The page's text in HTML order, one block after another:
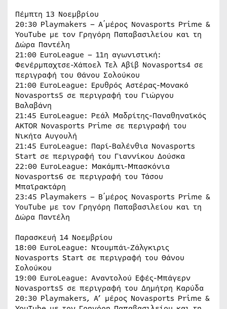
Πέμπτη 13 Νοεμβρίου
20:30 Playmakers – Α΄μέρος Novasports Prime &
YouTube με τον Γρηγόρη Παπαβασιλείου και τη
Δώρα Παντέλη
21:00 EuroLeague – 11η αγωνιστική:
Φενέρμπαχτσε-Χάποελ Τελ Αβίβ Novasports4 σε
περιγραφή του Θάνου Σολούκου
21:00 EuroLeague: Ερυθρός Αστέρας-Μονακό
Novasports5 σε περιγραφή του Γιώργου
Βαλαβάνη
21:45 EuroLeague: Ρεάλ Μαδρίτης-Παναθηναϊκός
AKTOR Novasports Prime σε περιγραφή του
Νικήτα Αυγουλή
21:45 EuroLeague: Παρί-Βαλένθια Novasports
Start σε περιγραφή του Γιαννίκου Δούσκα
22:00 EuroLeague: Μακάμπι-Μπασκόνια
Novasports6 σε περιγραφή του Τάσου
Μπαϊρακτάρη
23:45 Playmakers – B΄μέρος Novasports Prime &
YouTube με τον Γρηγόρη Παπαβασιλείου και τη
Δώρα Παντέλη
Παρασκευή 14 Νοεμβρίου
18:00 EuroLeague: Ντουμπάι-Ζάλγκιρις
Novasports Start σε περιγραφή του Θάνου
Σολούκου
19:00 EuroLeague: Αναντολού Εφές-Μπάγερν
Novasports5 σε περιγραφή του Δημήτρη Καρύδα
20:30 Playmakers, Α’ μέρος Novasports Prime &